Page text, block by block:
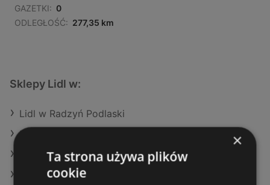
GAZETKI: 0
ODLEGŁOŚĆ: 277,35 km
Sklepy Lidl w:
Lidl w Radzyń Podlaski
Lidl w Pułtusk
Lidl w Warka
Lidl w Rogoźno
×
Ta strona używa plików
cookie